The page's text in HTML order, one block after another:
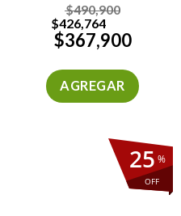
Valorado en
5.00de 5
$490,900
$426,764
$367,900
AGREGAR
%
OFF
25